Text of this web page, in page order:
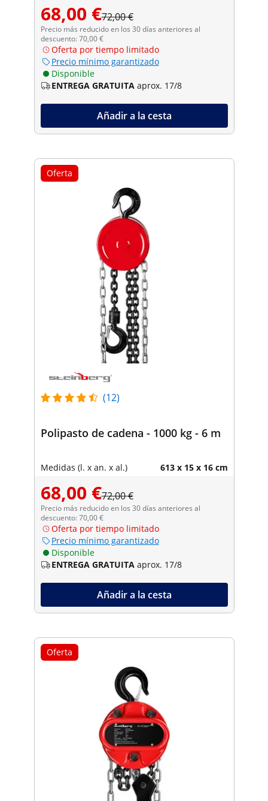
68,00 €72,00 €
Precio más reducido en los 30 días anteriores al
descuento: 70,00 €
Oferta por tiempo limitado
Precio mínimo garantizado
Disponible
ENTREGA GRATUITA aprox. 17/8
Añadir a la cesta
Oferta
(12)
Polipasto de cadena - 1000 kg - 6 m
Medidas (l. x an. x al.) 613 x 15 x 16 cm
68,00 €72,00 €
Precio más reducido en los 30 días anteriores al
descuento: 70,00 €
Oferta por tiempo limitado
Precio mínimo garantizado
Disponible
ENTREGA GRATUITA aprox. 17/8
Añadir a la cesta
Oferta